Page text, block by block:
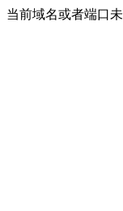
当前域名或者端口